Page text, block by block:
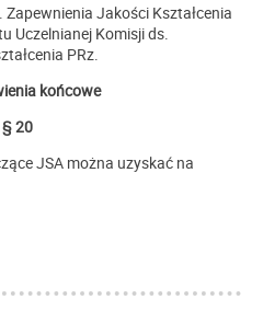
Zapewnienia Jakości Kształcenia
Uczelnianej Komisji ds.
PRz.
końcowe
§ 20
JSA można uzyskać na